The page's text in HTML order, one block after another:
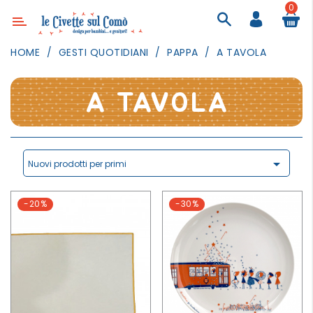
Categoria
ILLUMINAZIONE
TESSILI
GIOCHI
QUOTIDIANI
0
HOME GESTI QUOTIDIANI PAPPA A TAVOLA
A TAVOLA
Nuovi prodotti per primi 
-20% -30%